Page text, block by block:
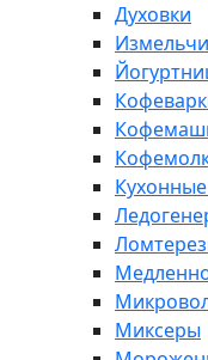
Духовки
Миксеры